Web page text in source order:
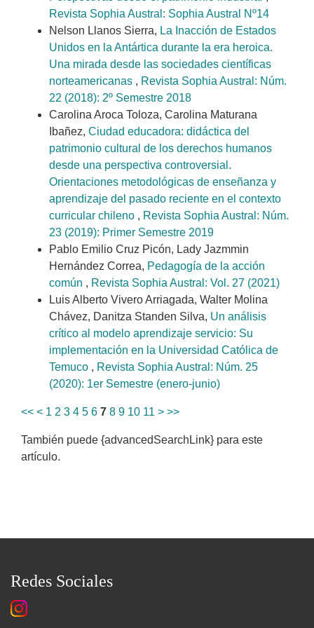
Revista Sophia Austral: Sophia Austral Nº14
Nelson Llanos Sierra, La Inacción de Estados
Unidos en la Antártica durante la era heroica.
Una mirada desde las sociedades científicas
norteamericanas , Revista Sophia Austral: Núm.
22 (2018): 2º Semestre 2018
Carolina Aroca Toloza, Carolina Maturana
Ibañez, Ciudad educadora: didáctica del
patrimonio cultural de los derechos humanos
desde una perspectiva controversial.
Orientaciones metodológicas de enseñanza y
aprendizaje del pasado reciente en el contexto
curricular chileno , Revista Sophia Austral: Núm.
23 (2019): Primer Semestre 2019
Pablo Emilio Cruz Picón, Lady Jazmmin
Hernández Correa, Pedagogía de la acción
común , Revista Sophia Austral: Vol. 27 (2021)
Luis Alberto Vivero Arriagada, Walter Molina
Chávez, Danitza Standen Silva, Un análisis
crítico al modelo aprendizaje servicio: Su
implementación en la Universidad Católica de
Temuco , Revista Sophia Austral: Núm. 25
(2020): 1er Semestre (enero-junio)
<< < 1 2 3 4 5 6 7 8 9 10 11 > >>
También puede {advancedSearchLink} para este
artículo.
Redes Sociales